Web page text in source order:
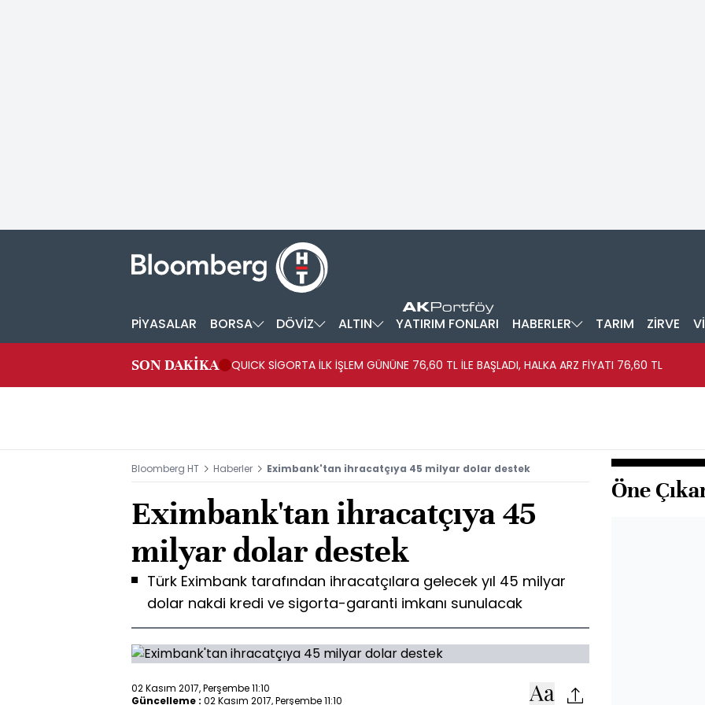
PİYASALAR BORSA DÖVİZ ALTIN YATIRIM FONLARI HABERLER TARIM ZİRVE
SON DAKİKA QUICK SİGORTA İLK İŞLEM GÜNÜNE 76,60 TL İLE BAŞLADI, HALKA ARZ FİYATI 76,60 TL
Bloomberg HT Haberler Eximbank'tan ihracatçıya 45 milyar dolar destek
Eximbank'tan ihracatçıya 45
milyar dolar destek
Türk Eximbank tarafından ihracatçılara gelecek yıl 45 milyar
dolar nakdi kredi ve sigorta-garanti imkanı sunulacak
02 Kasım 2017, Perşembe 11:10
Güncelleme : 02 Kasım 2017, Perşembe 11:10
Öne